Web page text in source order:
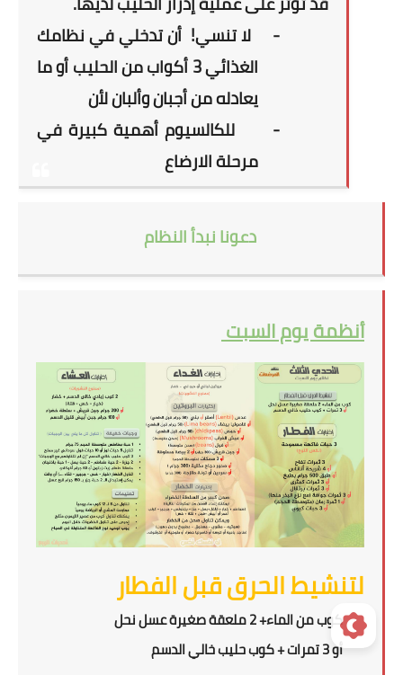
-
لا تنسي! أن تدخلي في نظامك
الغذائي 3 أكواب من الحليب أو ما
يعادله من أجبان وألبان لأن
-
للكالسيوم أهمية كبيرة في
مرحلة الارضاع
دعونا نبدأ النظام
أنظمة يوم السبت
لتنشيط الحرق قبل الفطار
كوب من الماء+ 2 ملعقة صغيرة عسل نحل
أو 3 تمرات + كوب حليب خالي الدسم